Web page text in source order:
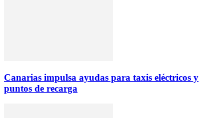
Canarias impulsa ayudas para taxis eléctricos y
puntos de recarga